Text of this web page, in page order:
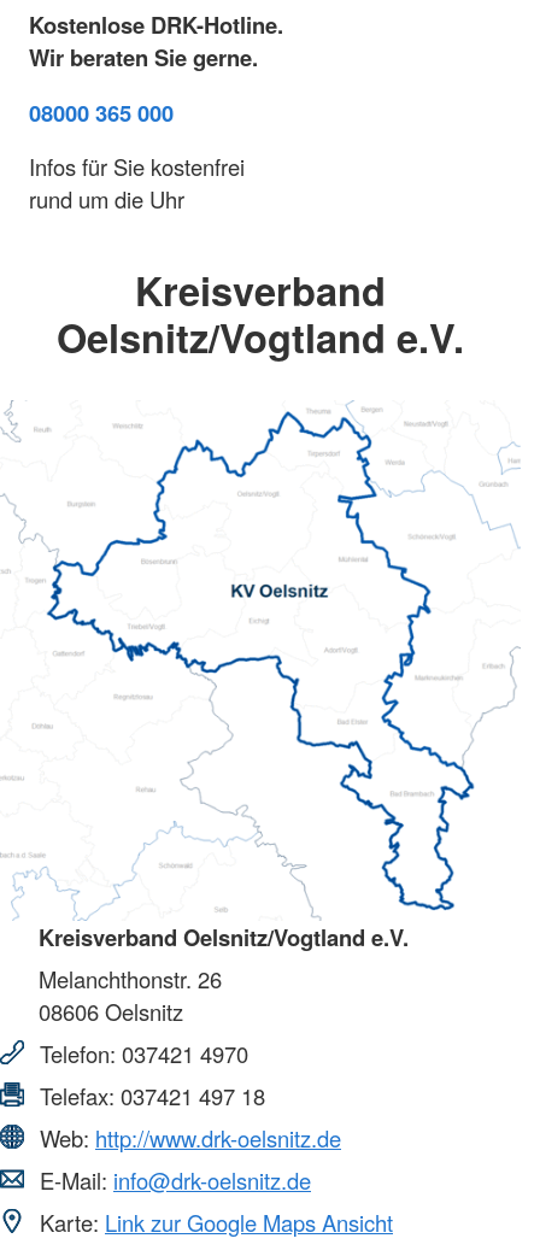
Kostenlose DRK-Hotline.
Wir beraten Sie gerne.
08000 365 000
Infos für Sie kostenfrei
rund um die Uhr
Kreisverband
Oelsnitz/Vogtland e.V.
Kreisverband Oelsnitz/Vogtland e.V.
Melanchthonstr. 26
08606Oelsnitz
Telefon: 037421 4970
Telefax: 037421 497 18
Web: http://www.drk-oelsnitz.de
E-Mail: info@drk-oelsnitz.de
Karte: Link zur Google Maps Ansicht